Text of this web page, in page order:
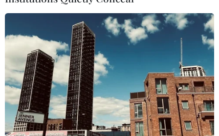
(Ảnh minh họa: Nguyễn Thắng/TTXVN)
Theo Trung tâm Dự báo Khí tượng Thủy văn
Quốc gia, ngày và đêm 31/7, thời tiết trên cả
nước tiếp tục có diễn biến phức tạp, nhiều nơi
xuất hiện mưa rào và dông, kèm theo nguy cơ
xảy ra lốc, sét và gió giật mạnh.